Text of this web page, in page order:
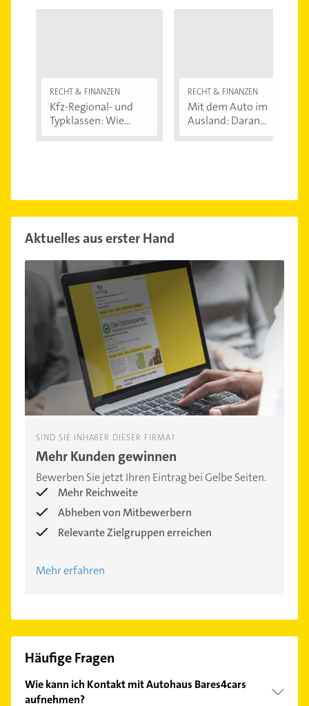
RECHT & FINANZEN
Kfz-Regional- und
Typklassen: Wie...
RECHT & FINANZEN
Mit dem Auto im
Ausland: Daran...
Aktuelles aus erster Hand
SIND SIE INHABER DIESER FIRMA?
Mehr Kunden gewinnen
Bewerben Sie jetzt Ihren Eintrag bei Gelbe Seiten.
Mehr Reichweite
Abheben von Mitbewerbern
Relevante Zielgruppen erreichen
Mehr erfahren
Häufige Fragen
Wie kann ich Kontakt mit Autohaus Bares4cars
aufnehmen?